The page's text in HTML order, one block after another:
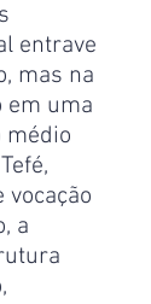
entrave
mas na
em uma
médio
a